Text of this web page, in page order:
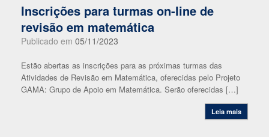
Inscrições para turmas on-line de
revisão em matemática
Publicado em 05/11/2023
Estão abertas as inscrições para as próximas turmas das
Atividades de Revisão em Matemática, oferecidas pelo Projeto
GAMA: Grupo de Apoio em Matemática. Serão oferecidas […]
Leia mais